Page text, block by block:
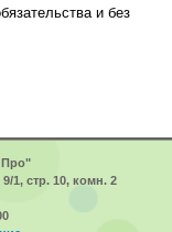
и без
Про"
1, стр. 10, комн. 2